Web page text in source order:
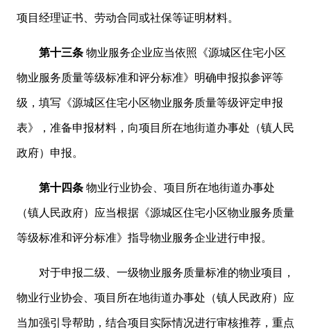
项目经理证书、劳动合同或社保等证明材料。
第十三条物业服务企业应当依照《源城区住宅小区
物业服务质量等级标准和评分标准》明确申报拟参评等
级，填写《源城区住宅小区物业服务质量等级评定申报
表》，准备申报材料，向项目所在地街道办事处（镇人民
政府）申报。
第十四条物业行业协会、项目所在地街道办事处
（镇人民政府）应当根据《源城区住宅小区物业服务质量
等级标准和评分标准》指导物业服务企业进行申报。
对于申报二级、一级物业服务质量标准的物业项目，
物业行业协会、项目所在地街道办事处（镇人民政府）应
当加强引导帮助，结合项目实际情况进行审核推荐，重点